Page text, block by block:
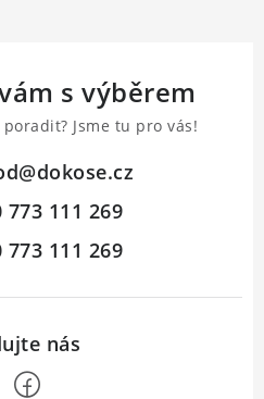
s výběrem
Jsme tu pro vás!
@dokose.cz
773 111 269
773 111 269